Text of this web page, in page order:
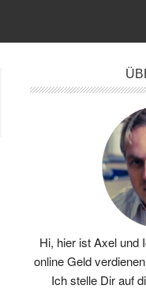
Seitenspalte
Hi, hier ist Axel und
online Geld
Ich stelle Dir auf